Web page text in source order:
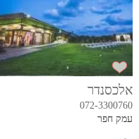
אלכסנדר
072-3300760
עמק חפר